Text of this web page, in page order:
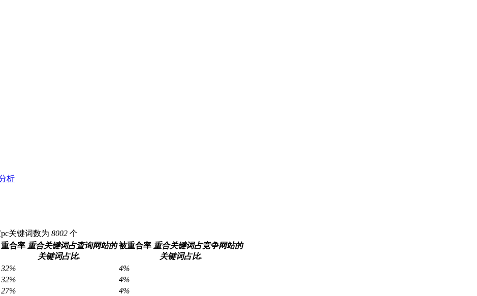
析
关键词数为 8002 个
重合率 重合关键词占查询网站的
关键词占比.
被重合率 重合关键词占竞争网站的
关键词占比.
32%
4%
32%
4%
27%
4%